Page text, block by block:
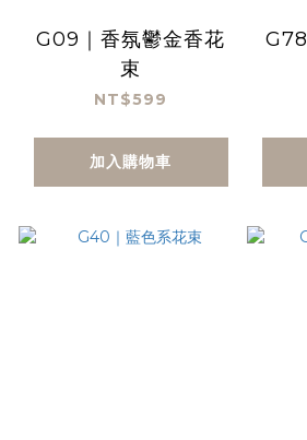
G09｜香氛鬱金香花
束
NT$599
加入購物車